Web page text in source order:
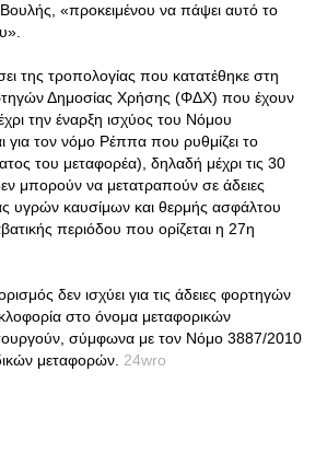
Βουλής, «προκειμένου να πάψει αυτό το
της τροπολογίας που κατατέθηκε στη
Δημοσίας Χρήσης (ΦΔΧ) που έχουν
την έναρξη ισχύος του Νόμου
για τον νόμο Ρέππα που ρυθμίζει το
του μεταφορέα), δηλαδή μέχρι τις 30
μπορούν να μετατραπούν σε άδειες
υγρών καυσίμων και θερμής ασφάλτου
περιόδου που ορίζεται η 27η
δεν ισχύει για τις άδειες φορτηγών
στο όνομα μεταφορικών
σύμφωνα με τον Νόμο 3887/2010
μεταφορών. 24wro